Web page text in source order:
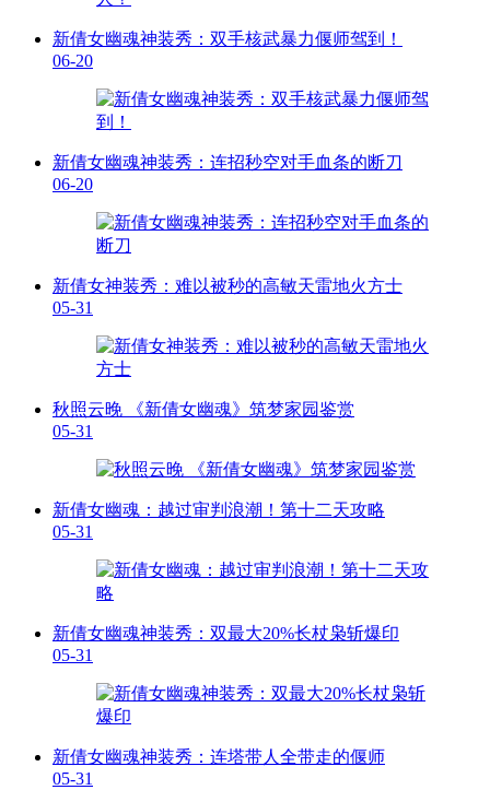
新倩女幽魂神装秀：双手核武暴力偃师驾到！
06-20
新倩女幽魂神装秀：连招秒空对手血条的断刀
06-20
新倩女神装秀：难以被秒的高敏天雷地火方士
05-31
秋照云晚 《新倩女幽魂》筑梦家园鉴赏
05-31
新倩女幽魂：越过审判浪潮！第十二天攻略
05-31
新倩女幽魂神装秀：双最大20%长杖枭斩爆印
05-31
新倩女幽魂神装秀：连塔带人全带走的偃师
05-31